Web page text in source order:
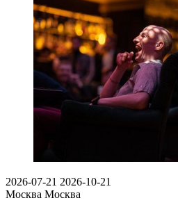
2026-07-21 2026-10-21
Москва Москва